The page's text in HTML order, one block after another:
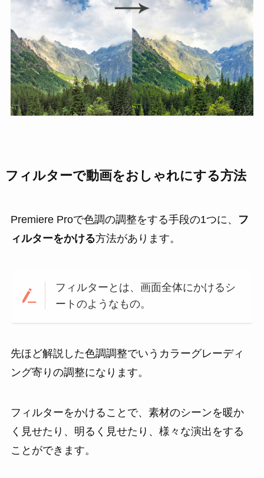
フィルターで動画をおしゃれにする方法
Premiere Proで色調の調整をする手段の1つに、
フ
ィルターをかける方法があります。
フィルターとは、画面全体にかけるシ
ートのようなもの。
先ほど解説した色調調整でいうカラーグレーディ
ング寄りの調整になります。
フィルターをかけることで、素材のシーンを暖か
く見せたり、明るく見せたり、様々な演出をする
ことができます。